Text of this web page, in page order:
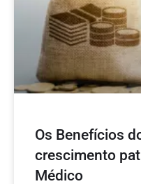
Os Benefícios
crescimento
Médico